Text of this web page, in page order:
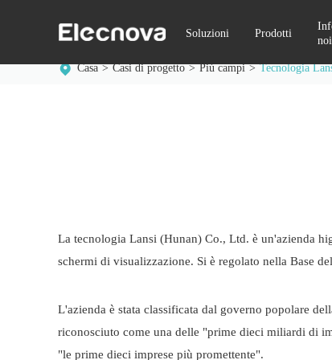
Soluzioni Prodotti
noi
Casa Casi di progetto Più campi Tecnologia
La tecnologia Lansi (Hunan) Co., Ltd. è un'azienda
schermi di visualizzazione. Si è regolato nella Base
L'azienda è stata classificata dal governo popolare
riconosciuto come una delle "prime dieci miliardi di
"le prime dieci imprese più promettente".